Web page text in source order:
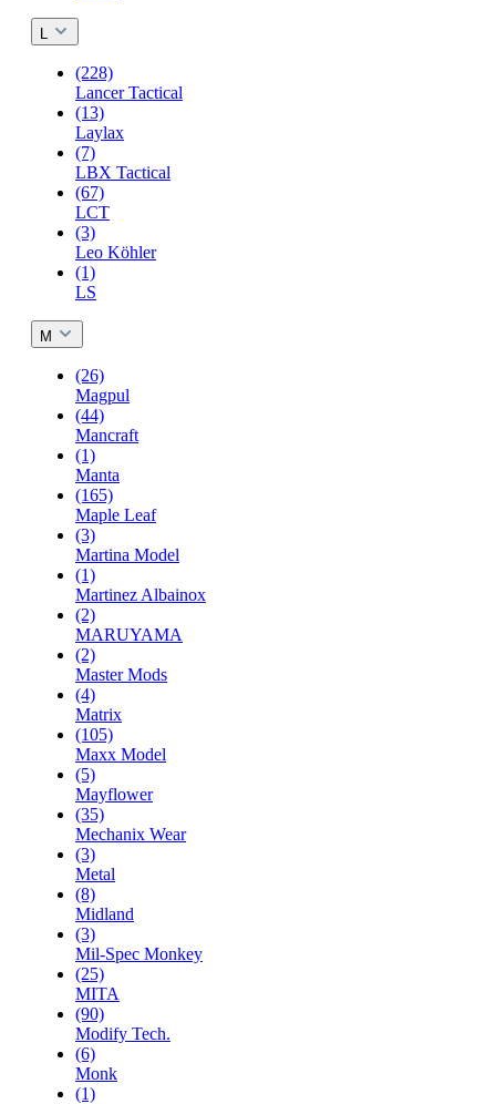
L
(228)
Lancer Tactical
(13)
Laylax
(7)
LBX Tactical
(67)
LCT
(3)
Leo Köhler
(1)
LS
M
(26)
Magpul
(44)
Mancraft
(1)
Manta
(165)
Maple Leaf
(3)
Martina Model
(1)
Martinez Albainox
(2)
MARUYAMA
(2)
Master Mods
(4)
Matrix
(105)
Maxx Model
(5)
Mayflower
(35)
Mechanix Wear
(3)
Metal
(8)
Midland
(3)
Mil-Spec Monkey
(25)
MITA
(90)
Modify Tech.
(6)
Monk
(1)